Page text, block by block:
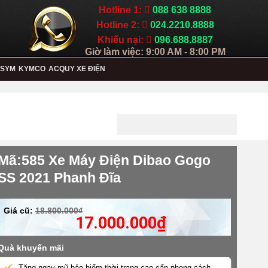
Hotline 1:
088 638 8888
Hotline 2:
024.2210.8888
Khiếu nại:
096.688.8887
Giờ làm việc: 9:00 AM - 8:00 PM
SYM KYMCO ACQUY XE ĐIỆN
Xe Máy Điện Dibao Gogo
2021 Phanh Đĩa
Giá cũ: 18.800.000₫
17.000.000₫
khuyến mãi